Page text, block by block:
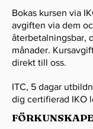
Bokas kursen via
avgiften via dem
återbetalningsbar,
månader.
direkt till oss.
ITC, 5 dagar
dig certifierad IKO